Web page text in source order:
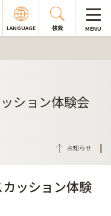
LANGUAGE 検索 MENU
ション体験会
お知らせ
カッション体験